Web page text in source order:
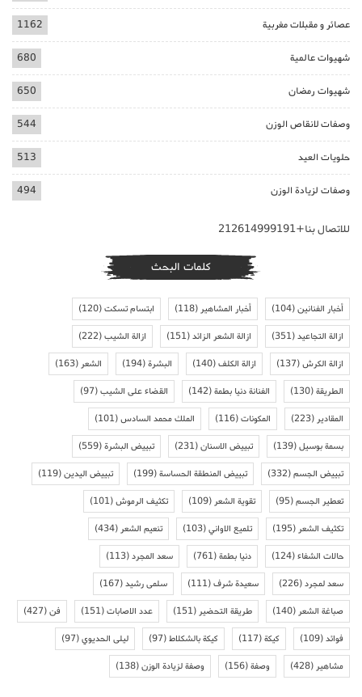
عصائر و مقبلات مغربية 1162
شهيوات عالمية 680
شهيوات رمضان 650
وصفات لانقاص الوزن 544
حلويات العيد 513
وصفات لزيادة الوزن 494
للاتصال بنا+212614999191
كلمات البحث
أخبار الفنانين(104) أخبار المشاهير(118) ابتسام تسكت(120)
ازالة التجاعيد(351) ازالة الشعر الزائد(151) ازالة الشيب(222)
ازالة الكرش(137) ازالة الكلف(140) البشرة(194) الشعر(163)
الطريقة(130) الفنانة دنيا بطمة(142) القضاء على الشيب(97)
المقادير(223) المكونات(116) الملك محمد السادس(101)
بسمة بوسيل(139) تبييض الاسنان(231) تبييض البشرة(559)
تبييض الجسم(332) تبييض المنطقة الحساسة(199) تبييض اليدين(119)
تعطير الجسم(95) تقوية الشعر(109) تكثيف الرموش(101)
تكثيف الشعر(195) تلميع الاواني(103) تنعيم الشعر(434)
حالات الشفاء(124) دنيا بطمة(761) سعد المجرد(113)
سعد لمجرد(226) سعيدة شرف(111) سلمى رشيد(167)
صباغة الشعر(140) طريقة التحضير(151) عدد الاصابات(151) فن(427)
فوائد(109) كيكة(117) كيكة بالشكلاط(97) ليلى الحديوي(97)
مشاهير(428) وصفة(156) وصفة لزيادة الوزن(138)